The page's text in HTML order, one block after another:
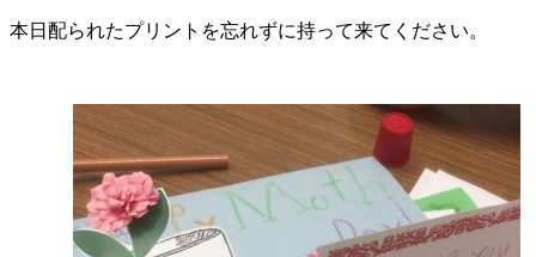
本日配られたプリントを忘れずに持って来てください。